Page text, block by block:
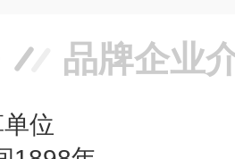
品牌企业
位